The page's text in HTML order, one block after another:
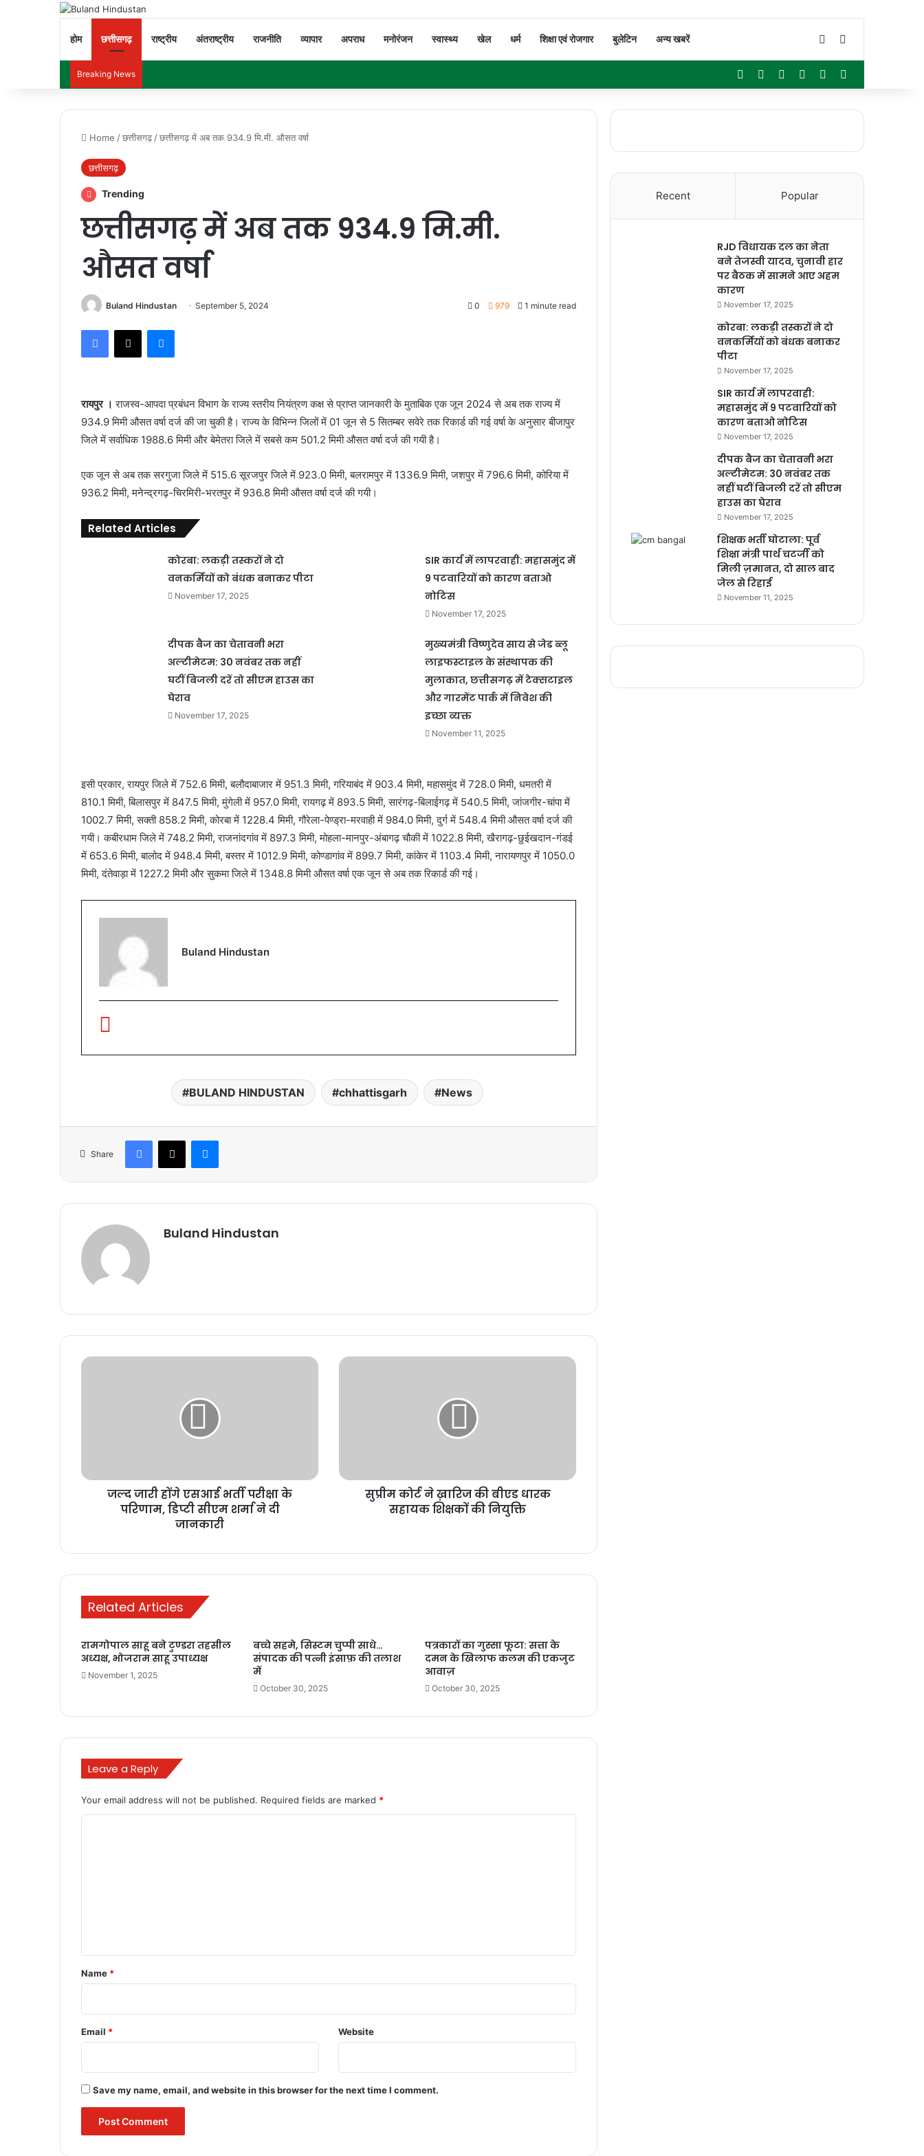
होम छत्तीसगढ़ राष्ट्रीय अंतराष्ट्रीय राजनीति व्यापार अपराध मनोरंजन स्वास्थ्य खेल धर्म शिक्षा एवं रोजगार बुलेटिन अन्य खबरें Switch skin
Breaking News Facebook YouTubeInstagramWhatsApp
Home /छत्तीसगढ़ /छत्तीसगढ़ में अब तक 934.9 मि.मी. औसत वर्षा
छत्तीसगढ़
Trending
छत्तीसगढ़ में अब तक 934.9 मि.मी.
औसत वर्षा
Buland Hindustan September 5, 2024 0 979 1 minute read
Facebook
X Messenger
रायपुर । राजस्व-आपदा प्रबंधन विभाग के राज्य स्तरीय नियंत्रण कक्ष से प्राप्त जानकारी के मुताबिक एक जून 2024 से अब तक राज्य में
934.9 मिमी औसत वर्षा दर्ज की जा चुकी है। राज्य के विभिन्न जिलों में 01 जून से 5 सितम्बर सवेरे तक रिकार्ड की गई वर्षा के अनुसार बीजापुर
जिले में सर्वाधिक 1988.6 मिमी और बेमेतरा जिले में सबसे कम 501.2 मिमी औसत वर्षा दर्ज की गयी है।
एक जून से अब तक सरगुजा जिले में 515.6 सूरजपुर जिले में 923.0 मिमी, बलरामपुर में 1336.9 मिमी, जशपुर में 796.6 मिमी, कोरिया में
936.2 मिमी, मनेन्द्रगढ़-चिरमिरी-भरतपुर में 936.8 मिमी औसत वर्षा दर्ज की गयी।
Related Articles
कोरबा: लकड़ी तस्करों ने दो
वनकर्मियों को बंधक बनाकर पीटा
November 17, 2025
SIR कार्य में लापरवाही: महासमुंद में
9 पटवारियों को कारण बताओ
नोटिस
November 17, 2025
दीपक बैज का चेतावनी भरा
अल्टीमेटम: 30 नवंबर तक नहीं
घटीं बिजली दरें तो सीएम हाउस का
घेराव
November 17, 2025
मुख्यमंत्री विष्णुदेव साय से जेड ब्लू
लाइफस्टाइल के संस्थापक की
मुलाकात, छत्तीसगढ़ में टेक्सटाइल
और गारमेंट पार्क में निवेश की
इच्छा व्यक्त
November 11, 2025
इसी प्रकार, रायपुर जिले में 752.6 मिमी, बलौदाबाजार में 951.3 मिमी, गरियाबंद में 903.4 मिमी, महासमुंद में 728.0 मिमी, धमतरी में
810.1 मिमी, बिलासपुर में 847.5 मिमी, मुंगेली में 957.0 मिमी, रायगढ़ में 893.5 मिमी, सारंगढ़-बिलाईगढ़ में 540.5 मिमी, जांजगीर-चांपा में
1002.7 मिमी, सक्ती 858.2 मिमी, कोरबा में 1228.4 मिमी, गौरेला-पेण्ड्रा-मरवाही में 984.0 मिमी, दुर्ग में 548.4 मिमी औसत वर्षा दर्ज की
गयी। कबीरधाम जिले में 748.2 मिमी, राजनांदगांव में 897.3 मिमी, मोहला-मानपुर-अंबागढ़ चौकी में 1022.8 मिमी, खैरागढ़-छुईखदान-गंडई
में 653.6 मिमी, बालोद में 948.4 मिमी, बस्तर में 1012.9 मिमी, कोण्डागांव में 899.7 मिमी, कांकेर में 1103.4 मिमी, नारायणपुर में 1050.0
मिमी, दंतेवाड़ा में 1227.2 मिमी और सुकमा जिले में 1348.8 मिमी औसत वर्षा एक जून से अब तक रिकार्ड की गई।
Buland Hindustan
BULAND HINDUSTAN chhattisgarh News
Share
Facebook
X Messenger
Buland Hindustan
जल्द जारी होंगे एसआई भर्ती परीक्षा के
परिणाम, डिप्टी सीएम शर्मा ने दी
जानकारी
सुप्रीम कोर्ट ने ख़ारिज की बीएड धारक
सहायक शिक्षकों की नियुक्ति
Related Articles
रामगोपाल साहू बने टुण्डरा तहसील
अध्यक्ष, भोजराम साहू उपाध्यक्ष
November 1, 2025
बच्चे सहमे, सिस्टम चुप्पी साधे…
संपादक की पत्नी इंसाफ़ की तलाश
में
October 30, 2025
पत्रकारों का गुस्सा फूटा: सत्ता के
दमन के खिलाफ कलम की एकजुट
आवाज़
October 30, 2025
Leave a Reply
Your email address will not be published. Required fields are marked *
*
Name *
Email * Website
Save my name, email, and website in this browser for the next time I comment.
Recent Popular
RJD विधायक दल का नेता
बने तेजस्वी यादव, चुनावी हार
पर बैठक में सामने आए अहम
कारण
November 17, 2025
कोरबा: लकड़ी तस्करों ने दो
वनकर्मियों को बंधक बनाकर
पीटा
November 17, 2025
SIR कार्य में लापरवाही:
महासमुंद में 9 पटवारियों को
कारण बताओ नोटिस
November 17, 2025
दीपक बैज का चेतावनी भरा
अल्टीमेटम: 30 नवंबर तक
नहीं घटीं बिजली दरें तो सीएम
हाउस का घेराव
November 17, 2025
शिक्षक भर्ती घोटाला: पूर्व
शिक्षा मंत्री पार्थ चटर्जी को
मिली ज़मानत, दो साल बाद
जेल से रिहाई
November 11, 2025